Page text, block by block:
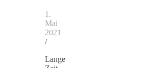
1.
Mai
2021
/
Lange